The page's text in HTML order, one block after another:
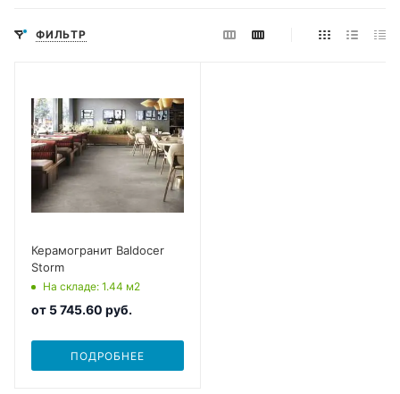
ФИЛЬТР
Керамогранит Baldocer
Storm
На складе: 1.44 м2
от 5 745.60 руб.
ПОДРОБНЕЕ